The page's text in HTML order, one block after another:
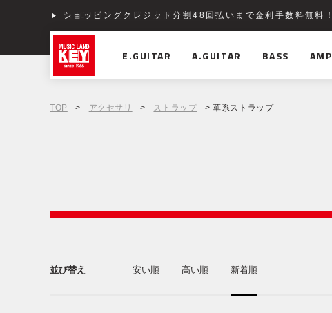
ショッピングクレジット分割48回払いまで金利手数料無料！
E.GUITAR A.GUITAR BASS AMP
TOP > アクセサリ > ストラップ > 革系ストラップ
並び替え 安い順 高い順 新着順